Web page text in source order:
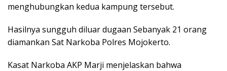
menghubungkan kedua kampung tersebut.
Hasilnya sungguh diluar dugaan Sebanyak 21 orang
diamankan Sat Narkoba Polres Mojokerto.
Kasat Narkoba AKP Marji menjelaskan bahwa